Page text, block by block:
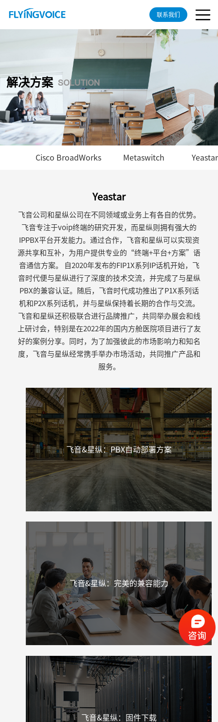
联系我们
解决方案 SOLUTION
Cisco BroadWorks Metaswitch Yeastar
Yeastar
飞音公司和星纵公司在不同领域或业务上有各自的优势。
飞音专注于voip终端的研究开发，而星纵则拥有强大的
IPPBX平台开发能力。通过合作，飞音和星纵可以实现资
源共享和互补，为用户提供专业的“终端+平台+方案”语
音通信方案。 自2020年发布的FIP1X系列IP话机开始，飞
音时代便与星纵进行了深度的技术交流，并完成了与星纵
PBX的兼容认证。随后，飞音时代成功推出了P1X系列话
机和P2X系列话机，并与星纵保持着长期的合作与交流。
飞音和星纵还积极联合进行品牌推广，共同举办展会和线
上研讨会，特别是在2022年的国内方舱医院项目进行了友
好的案例分享。同时，为了加强彼此的市场影响力和知名
度，飞音与星纵经常携手举办市场活动，共同推广产品和
服务。
飞音&星纵：PBX自动部署方案
飞音&星纵：完美的兼容能力
飞音&星纵：固件下载